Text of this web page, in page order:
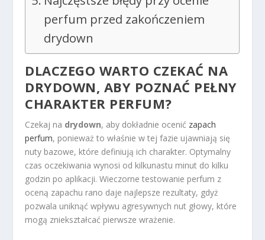
perfum przed zakończeniem
drydown
DLACZEGO WARTO CZEKAĆ NA
DRYDOWN, ABY POZNAĆ PEŁNY
CHARAKTER PERFUM?
Czekaj na drydown, aby dokładnie ocenić zapach
perfum, ponieważ to właśnie w tej fazie ujawniają się
nuty bazowe, które definiują ich charakter. Optymalny
czas oczekiwania wynosi od kilkunastu minut do kilku
godzin po aplikacji. Wieczorne testowanie perfum z
oceną zapachu rano daje najlepsze rezultaty, gdyż
pozwala uniknąć wpływu agresywnych nut głowy, które
mogą zniekształcać pierwsze wrażenie.